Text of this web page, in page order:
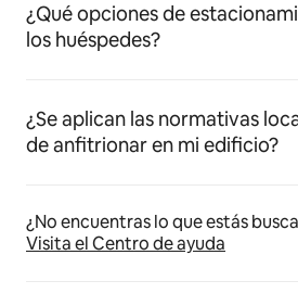
¿Qué opciones de
los huéspedes?
¿Se aplican las normativas
de anfitrionar en mi edificio?
¿No encuentras lo que estás
Visita el Centro de ayuda